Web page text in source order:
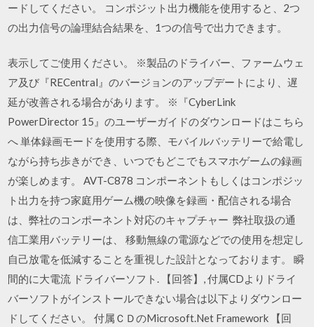
ードしてください。 コンポジット出力機能を使用すると、2つ
の出力信号の論理結合結果を、1つの信号で出力できます。
表示してご使用ください。 ※製品のドライバー、ファームウェ
ア及び『RECentral』のバージョンのアップデートにより、遅
延が改善される場合があります。 ※『CyberLink
PowerDirector 15』のユーザーガイドのダウンロードはこちら
へ 単体録画モードを使用する際、モバイルバッテリーで給電し
ながら持ち歩きができ、いつでもどこでもスマホゲームの録画
が楽しめます。 AVT-C878 コンポーネントもしくはコンポジッ
ト出力を持つ家庭用ゲーム機の映像を録画・配信される場合
は、弊社のコンポーネント対応のキャプチャー 弊社取扱の通
信工業用バッテリーは、 移動無線の電源などでの使用を想定し
自己放電を低減することを重視した設計となっております。 瞬
間的に大電流 ドライバーソフト. 【回答】, 付属CDよりドライ
バーソフトがインストールできない場合は以下よりダウンロー
ドしてください。 付属ＣＤのMicrosoft.Net Framework 【回